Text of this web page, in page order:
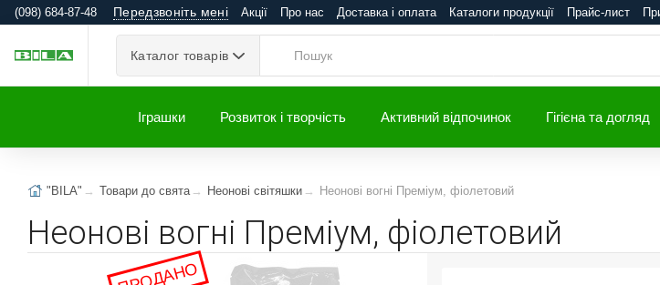
(098) 684-87-48 Передзвоніть мені Акції Про нас Доставка і оплата Каталоги продукції Прайс-лист
Каталог товарів
Іграшки Розвиток і творчість Активний відпочинок Гігієна та догляд
"BILA" Товари до свята Неонові світяшки Неонові вогні Преміум, фіолетовий
Неонові вогні Преміум, фіолетовий